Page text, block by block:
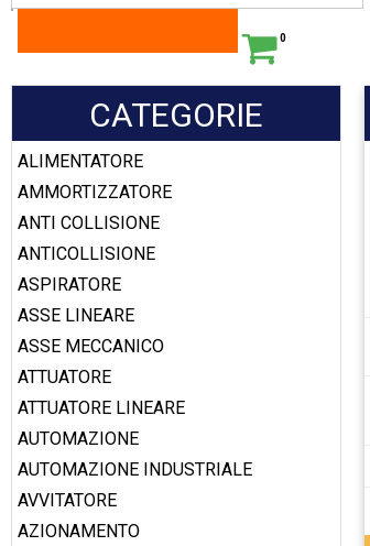
0
CATEGORIE
ALIMENTATORE
AMMORTIZZATORE
ANTI COLLISIONE
ANTICOLLISIONE
ASPIRATORE
ASSE LINEARE
ASSE MECCANICO
ATTUATORE
ATTUATORE LINEARE
AUTOMAZIONE
AUTOMAZIONE INDUSTRIALE
AVVITATORE
AZIONAMENTO